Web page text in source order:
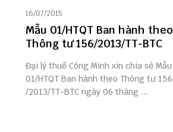
16/07/2015
Mẫu 01/HTQT Ban hành theo
Thông tư 156/2013/TT-BTC
Đại lý thuế Công Minh xin chia sẻ Mẫu
01/HTQT Ban hành theo Thông tư 156
/2013/TT-BTC ngày 06 tháng ...